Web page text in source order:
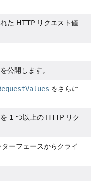
た HTTP リクエスト値
公開します。
をさらに
1 つ以上の HTTP リク
ーフェースからクライ